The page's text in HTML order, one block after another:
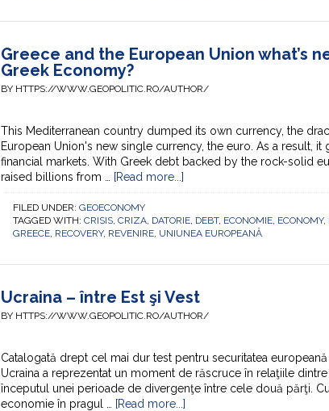
Greece and the European Union what’s
Greek Economy?
BY HTTPS://WWW.GEOPOLITIC.RO/AUTHOR/
This Mediterranean country dumped its own currency, the
European Union's new single currency, the euro. As a result,
financial markets. With Greek debt backed by the rock-solid
raised billions from …
[Read more...]
FILED UNDER: GEOECONOMY
TAGGED WITH: CRISIS, CRIZA, DATORIE, DEBT, ECONOMIE, ECONOMY,
GREECE, RECOVERY, REVENIRE, UNIUNEA EUROPEANĂ
Ucraina – între Est şi Vest
BY HTTPS://WWW.GEOPOLITIC.RO/AUTHOR/
Catalogată drept cel mai dur test pentru securitatea
Ucraina a reprezentat un moment de răscruce în relaţiile
începutul unei perioade de divergenţe între cele două părţi.
economie în pragul …
[Read more...]